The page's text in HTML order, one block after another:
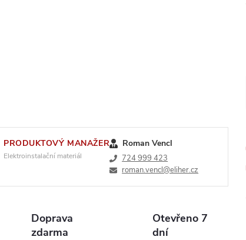
PRODUKTOVÝ MANAŽER
Elektroinstalační materiál
Roman Vencl
724 999 423
roman.vencl@eliher.cz
Doprava
zdarma
Otevřeno 7
dní